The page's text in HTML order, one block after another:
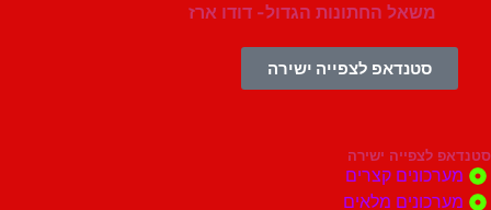
משאל החתונות הגדול- דודו ארז
סטנדאפ לצפייה ישירה
ישירה
קצרים
מלאים